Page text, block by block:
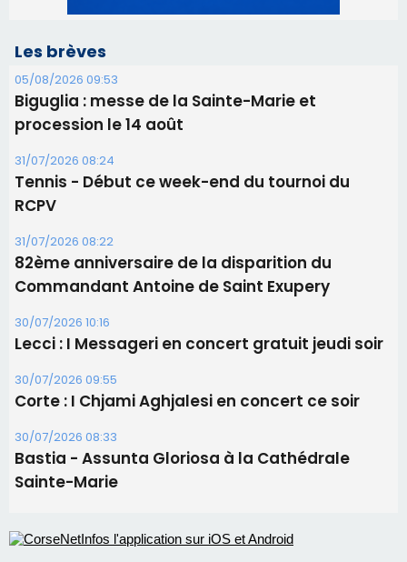
Tennis - Début ce week-end du tournoi du
31/07/2026 08:22
82ème anniversaire de la disparition du
Commandant Antoine de Saint Exupery
30/07/2026 10:16
Lecci : I Messageri en concert gratuit jeudi soir
30/07/2026 09:55
Corte : I Chjami Aghjalesi en concert ce soir
30/07/2026 08:33
Bastia - Assunta Gloriosa à la Cathédrale
Sainte-Marie
Les plus lus
Satine Nomary est la nouvelle Miss Corse 2026
Éclipse du 12 août : la Corse aux premières loges
d'un spectacle qui ne reviendra pas avant 2081
face à une nouvelle escroquerie au faux vendeur de